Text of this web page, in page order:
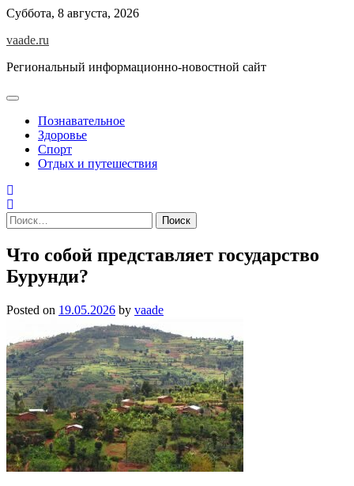
Skip
content
Суббота, 8 августа, 2026
vaade.ru
Региональный информационно-новостной сайт
Познавательное
Здоровье
Спорт
Отдых и путешествия
Найти:
Что собой представляет государство
Бурунди?
Posted on 19.05.2026 by vaade